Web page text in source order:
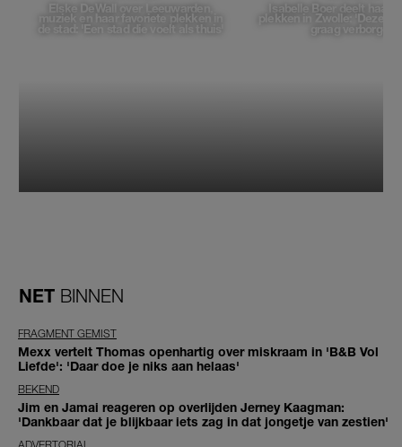
Elske DeWall over Leeuwarden,
muziek en haar favoriete plekken in
de stad: 'Een stad die voelt als thuis'
Isabelle Boer deelt haar
plekken in Zwolle: 'Deze
graag verborgen'
NET BINNEN
FRAGMENT GEMIST
Mexx vertelt Thomas openhartig over miskraam in 'B&B Vol
Liefde': 'Daar doe je niks aan helaas'
BEKEND
Jim en Jamai reageren op overlijden Jerney Kaagman:
'Dankbaar dat je blijkbaar iets zag in dat jongetje van zestien'